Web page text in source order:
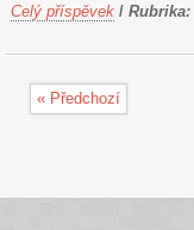
Celý příspěvek / Rubrika:
« Předchozí